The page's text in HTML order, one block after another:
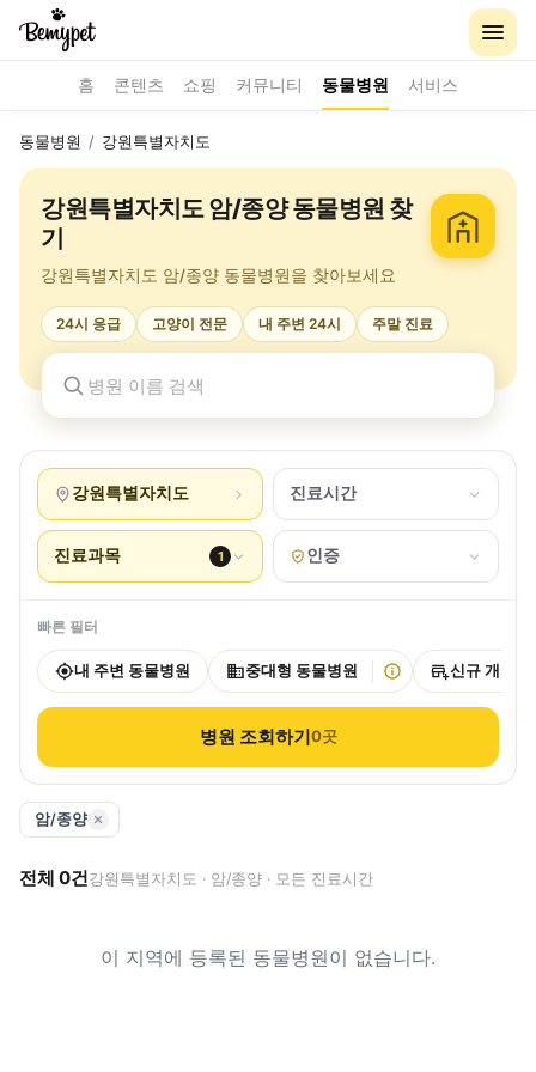
홈 콘텐츠 쇼핑 커뮤니티 동물병원 서비스
동물병원 / 강원특별자치도
강원특별자치도 암/종양 동물병원 찾
기
강원특별자치도 암/종양 동물병원을 찾아보세요
24시 응급 고양이 전문 내 주변 24시 주말 진료
강원특별자치도 진료시간
진료과목 1 인증
빠른 필터
내 주변 동물병원 중대형 동물병원 신규 개원
병원 조회하기0곳
암/종양
전체 0건강원특별자치도 · 암/종양 · 모든 진료시간
이 지역에 등록된 동물병원이 없습니다.